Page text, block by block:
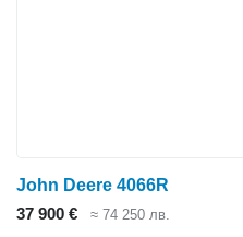
John Deere 4066R
37 900 €
≈ 74 250 лв.